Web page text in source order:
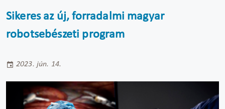
Sikeres az új, forradalmi magyar
robotsebészeti program
2023. jún. 14.